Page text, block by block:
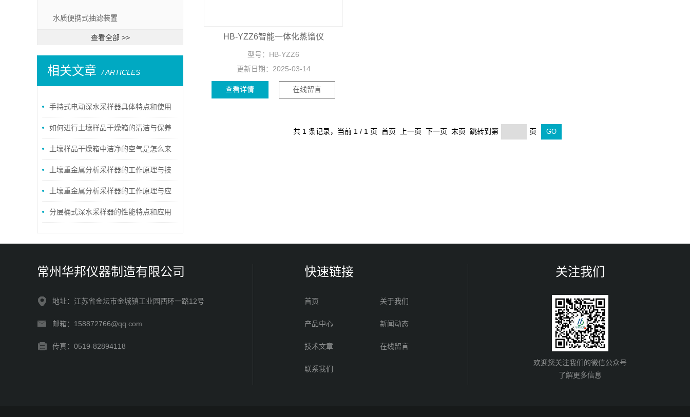
水质便携式抽滤装置
查看全部 >>
相关文章 / ARTICLES
手持式电动深水采样器具体特点和使用
方法如何进行土壤样品干燥箱的清洁与保养
土壤样品干燥箱中洁净的空气是怎么来
的？土壤重金属分析采样器的工作原理与技
术优势
土壤重金属分析采样器的工作原理与应
用概述
分层桶式深水采样器的性能特点和应用
HB-YZZ6智能一体化蒸馏仪
型号： HB-YZZ6
更新日期： 2025-03-14
查看详情 在线留言
共 1 条记录，当前 1 / 1 页 首页 上一页 下一页 末页 跳转到第 页
常州华邦仪器制造有限公司
地址：江苏省金坛市金城镇工业园西环一路12号
邮箱：158872766@qq.com
传真：0519-82894118
快速链接
首页 关于我们
产品中心 新闻动态
技术文章 在线留言
联系我们
关注我们
欢迎您关注我们的微信公众号
了解更多信息